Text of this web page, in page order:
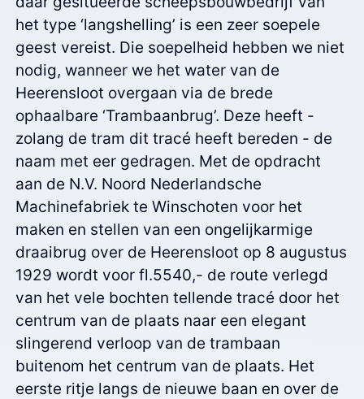
het type ‘langshelling’ is een zeer soepele
geest vereist. Die soepelheid hebben we niet
nodig, wanneer we het water van de
Heerensloot overgaan via de brede
ophaalbare ‘Trambaanbrug’. Deze heeft -
zolang de tram dit tracé heeft bereden - de
naam met eer gedragen. Met de opdracht
aan de N.V. Noord Nederlandsche
Machinefabriek te Winschoten voor het
maken en stellen van een ongelijkarmige
draaibrug over de Heerensloot op 8 augustus
1929 wordt voor fl.5540,- de route verlegd
van het vele bochten tellende tracé door het
centrum van de plaats naar een elegant
slingerend verloop van de trambaan
buitenom het centrum van de plaats. Het
eerste ritje langs de nieuwe baan en over de